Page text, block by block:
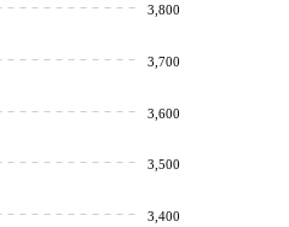
3,400
3,500
3,600
3,700
3,800